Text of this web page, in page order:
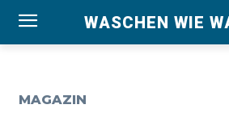
WASCHEN WIE
MAGAZIN